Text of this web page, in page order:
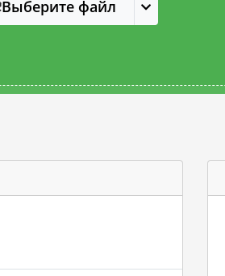
Выберите файл